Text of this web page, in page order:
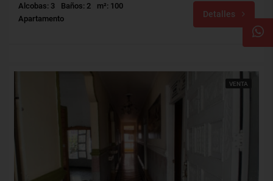
Alcobas: 3 Baños: 2
m²: 100
Apartamento
Detalles
VENTA